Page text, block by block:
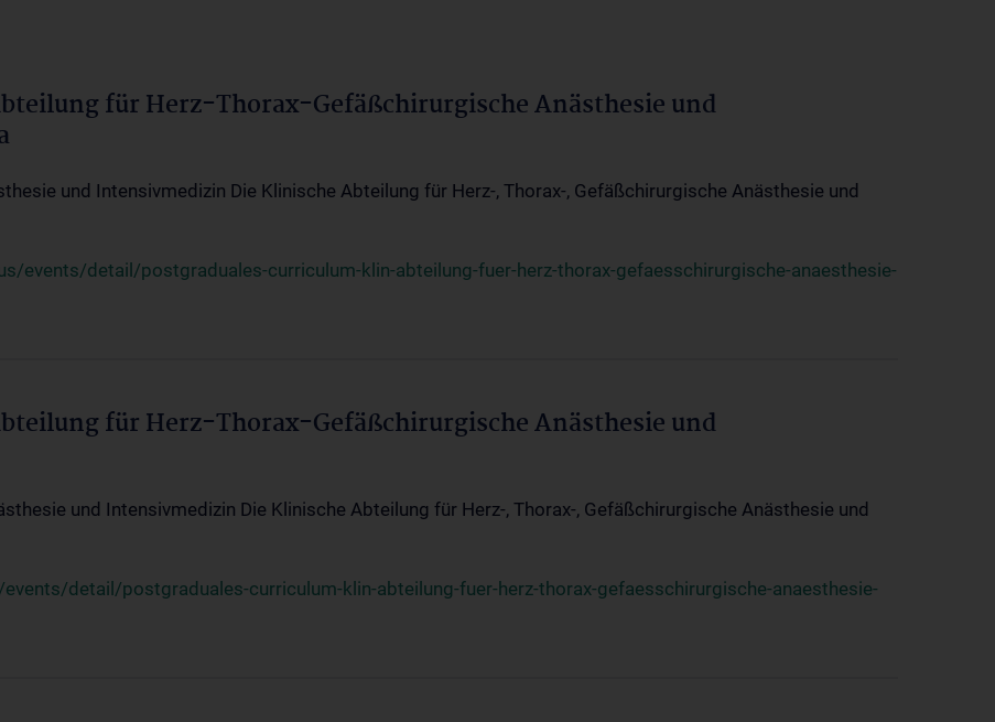
für Herz-Thorax-Gefäßchirurgische Anästhesie und
und Intensivmedizin Die Klinische Abteilung für Herz-, Thorax-, Gefäßchirurgische Anästhesie und
events/detail/postgraduales-curriculum-klin-abteilung-fuer-herz-thorax-gefaesschirurgische-anaesthesie-
für Herz-Thorax-Gefäßchirurgische Anästhesie und
und Intensivmedizin Die Klinische Abteilung für Herz-, Thorax-, Gefäßchirurgische Anästhesie und
detail/postgraduales-curriculum-klin-abteilung-fuer-herz-thorax-gefaesschirurgische-anaesthesie-